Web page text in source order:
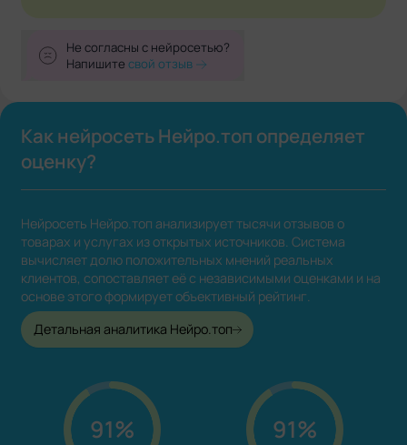
Не согласны с нейросетью?
Напишитесвой отзыв
Как нейросеть Нейро.топ определяет
оценку?
Нейросеть Нейро.топ анализирует тысячи отзывов о
товарах и услугах из открытых источников. Система
вычисляет долю положительных мнений реальных
клиентов, сопоставляет её с независимыми оценками и на
основе этого формирует объективный рейтинг.
Детальная аналитика Нейро.топ
91% 91%